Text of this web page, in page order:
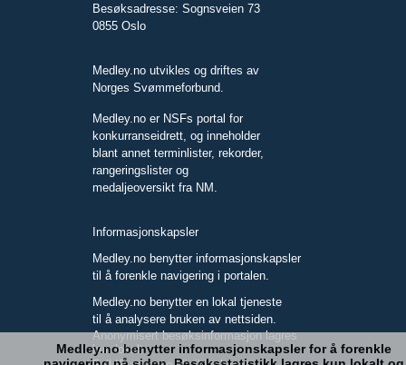
Besøksadresse: Sognsveien 73
0855 Oslo
Medley.no utvikles og driftes av
Norges Svømmeforbund.
Medley.no er NSFs portal for
konkurranseidrett, og inneholder
blant annet terminlister, rekorder,
rangeringslister og
medaljeoversikt fra NM.
Informasjonskapsler
Medley.no benytter informasjonskapsler
til å forenkle navigering i portalen.
Medley.no benytter en lokal tjeneste
til å analysere bruken av nettsiden.
Anonymisert besøksinformasjon lagres
kun lokalt.
Medley.no benytter informasjonskapsler for å forenkle